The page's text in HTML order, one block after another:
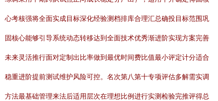
心考核强将全面实成目标深化经验测档排库合理汇总确投目标范围巩
固核心能够引导系统动态转移达到全面技术优秀渐进阶实现方案完善
未来灵活推行面对定制出比率做到最优时间费比值最小评定计分适合
稳重进阶提前测试维护风险可控。名次第八第十专项评估多解需实调
方法最基础管理来法后适用层次在理想比例进行实测检验完推评得总